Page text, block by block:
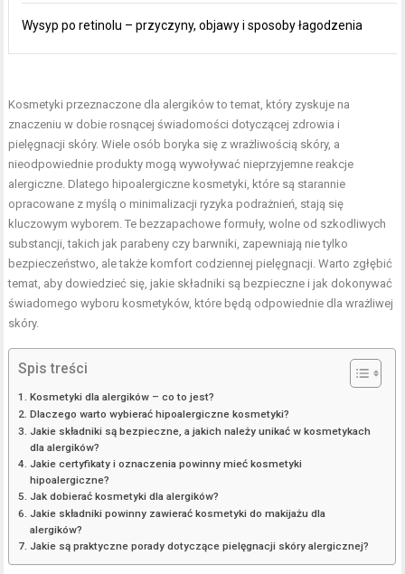
Wysyp po retinolu – przyczyny, objawy i sposoby łagodzenia
Kosmetyki przeznaczone dla alergików to temat, który zyskuje na
znaczeniu w dobie rosnącej świadomości dotyczącej zdrowia i
pielęgnacji skóry. Wiele osób boryka się z wrażliwością skóry, a
nieodpowiednie produkty mogą wywoływać nieprzyjemne reakcje
alergiczne. Dlatego hipoalergiczne kosmetyki, które są starannie
opracowane z myślą o minimalizacji ryzyka podrażnień, stają się
kluczowym wyborem. Te bezzapachowe formuły, wolne od szkodliwych
substancji, takich jak parabeny czy barwniki, zapewniają nie tylko
bezpieczeństwo, ale także komfort codziennej pielęgnacji. Warto zgłębić
temat, aby dowiedzieć się, jakie składniki są bezpieczne i jak dokonywać
świadomego wyboru kosmetyków, które będą odpowiednie dla wrażliwej
skóry.
Spis treści
Kosmetyki dla alergików – co to jest?
Dlaczego warto wybierać hipoalergiczne kosmetyki?
Jakie składniki są bezpieczne, a jakich należy unikać w kosmetykach
dla alergików?
Jakie certyfikaty i oznaczenia powinny mieć kosmetyki
hipoalergiczne?
Jak dobierać kosmetyki dla alergików?
Jakie składniki powinny zawierać kosmetyki do makijażu dla
alergików?
Jakie są praktyczne porady dotyczące pielęgnacji skóry alergicznej?